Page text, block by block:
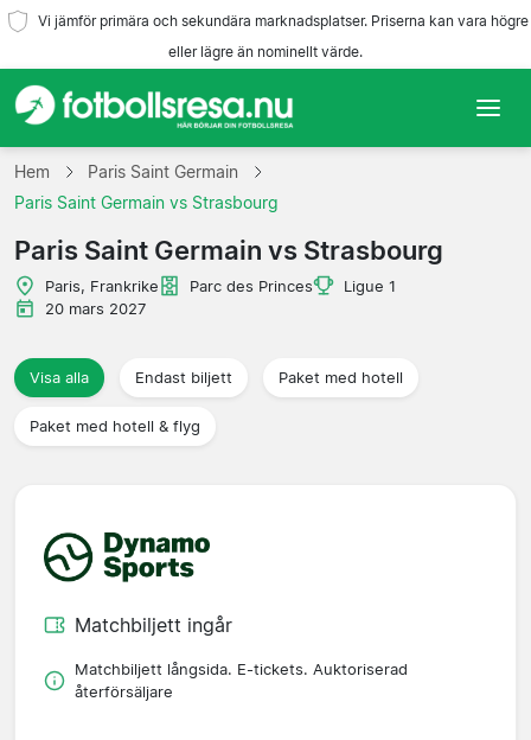
Vi jämför primära och sekundära marknadsplatser. Priserna kan vara högre
eller lägre än nominellt värde.
Hem
Ligor
Hem
Paris Saint Germain
Paris Saint Germain vs Strasbourg
Paris Saint Germain vs Strasbourg
Paris, Frankrike Parc des Princes
Ligue 1
20 mars 2027
Visa alla Endast biljett Paket med hotell
Paket med hotell & flyg
Matchbiljett ingår
Matchbiljett långsida. E-tickets. Auktoriserad
återförsäljare